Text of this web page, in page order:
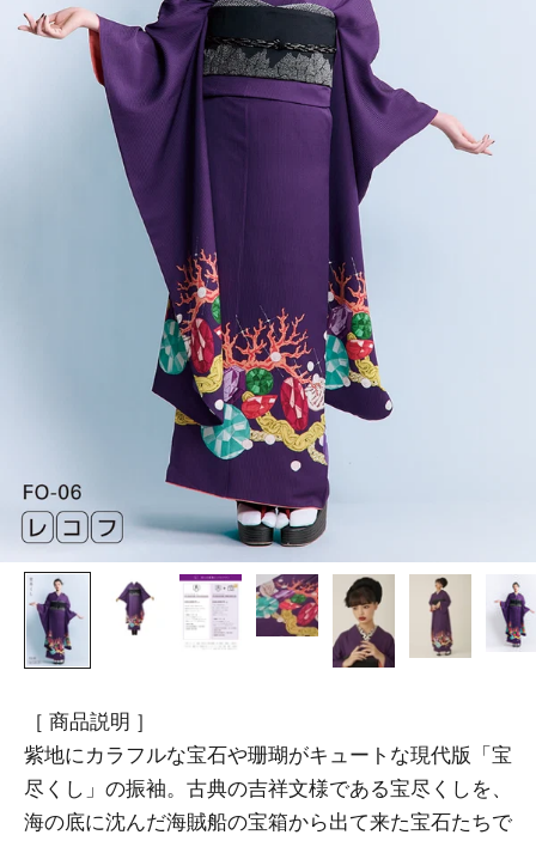
［ 商品説明 ］
紫地にカラフルな宝石や珊瑚がキュートな現代版「宝
尽くし」の振袖。古典の吉祥文様である宝尽くしを、
海の底に沈んだ海賊船の宝箱から出て来た宝石たちで